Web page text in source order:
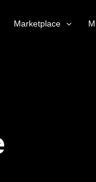
Marketplace